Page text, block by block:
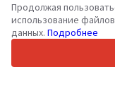
36Поддерживаемых
4.7/5
Продолжая
использование
данных. Подробнее